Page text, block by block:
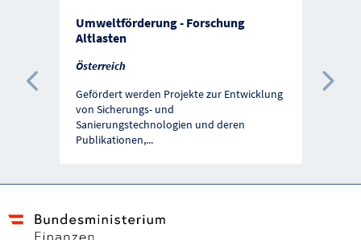
Umweltförderung - Forschung
Altlasten
Österreich
Gefördert werden Projekte zur Entwicklung
von Sicherungs- und
Sanierungstechnologien und deren
Publikationen,...
Vorherige Förderung